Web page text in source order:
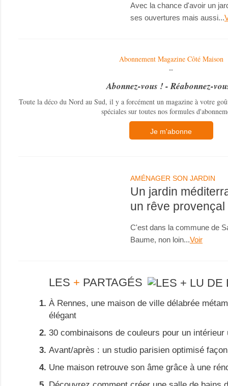
Avec la chance d'avoir un
ses ouvertures mais aussi...
Abonnement Magazine Côté Maison
--
Abonnez-vous ! - Réabonnez-
Toute la déco du Nord au Sud, il y a forcément un magazine à votre
spéciales sur toutes nos formules
Je m'abonne
AMÉNAGER SON JARDIN
Un jardin
un rêve provençal
C'est dans la commune de
Baume, non loin...Voir
LES + PARTAGÉS
À Rennes, une maison de ville délabrée
élégant
30 combinaisons de couleurs pour un intérieur
Avant/après : un studio parisien optimisé
Une maison retrouve son âme grâce à une